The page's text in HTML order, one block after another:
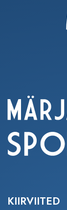
KIIRVIITED